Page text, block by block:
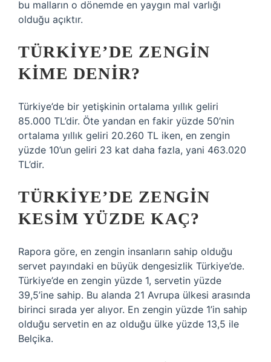
bu malların o dönemde en yaygın mal varlığı
olduğu açıktır.
TÜRKIYE’DE ZENGIN
KIME DENIR?
Türkiye’de bir yetişkinin ortalama yıllık geliri
85.000 TL’dir. Öte yandan en fakir yüzde 50’nin
ortalama yıllık geliri 20.260 TL iken, en zengin
yüzde 10’un geliri 23 kat daha fazla, yani 463.020
TL’dir.
TÜRKIYE’DE ZENGIN
KESIM YÜZDE KAÇ?
Rapora göre, en zengin insanların sahip olduğu
servet payındaki en büyük dengesizlik Türkiye’de.
Türkiye’de en zengin yüzde 1, servetin yüzde
39,5’ine sahip. Bu alanda 21 Avrupa ülkesi arasında
birinci sırada yer alıyor. En zengin yüzde 1’in sahip
olduğu servetin en az olduğu ülke yüzde 13,5 ile
Belçika.